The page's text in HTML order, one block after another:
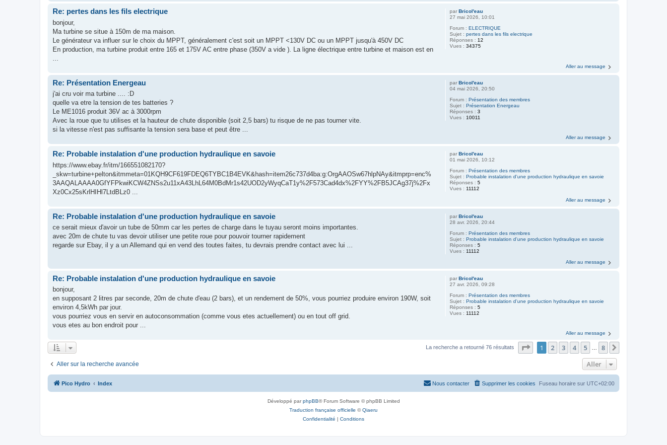
parBricol'eau
27 mai 2026, 10:01
Forum :ELECTRIQUE
Sujet :pertes dans les fils electrique
Réponses : 12
Vues :34375
Re: pertes dans les fils electrique
bonjour,
Ma turbine se situe à 150m de ma maison.
Le générateur va influer sur le choix du MPPT, généralement c'est soit un MPPT <130V DC ou un MPPT jusqu'à 450V DC
En production, ma turbine produit entre 165 et 175V AC entre phase (350V a vide ). La ligne électrique entre turbine et maison est en
Aller au message
parBricol'eau
04 mai 2026, 20:50
Forum :Présentation des membres
Sujet :Présentation Energeau
Réponses :3
Vues : 10011
Re: Présentation Energeau
j'ai cru voir ma turbine .... :D
quelle va etre la tension de tes batteries ?
Le ME1016 produit 36V ac à 3000rpm
Avec la roue que tu utilises et la hauteur de chute disponible (soit 2,5 bars) tu risque de ne pas tourner vite.
si la vitesse n'est pas suffisante la tension sera base et peut être ...
Aller au message
parBricol'eau
01 mai 2026, 10:12
Forum :Présentation des membres
Sujet :Probable instalation d'une production hydraulique en savoie
Réponses :5
Vues : 11112
Re: Probable instalation d'une production hydraulique en savoie
https://www.ebay.fr/itm/166551082170?
_skw=turbine+pelton&itmmeta=01KQH9CF619FDEQ6TYBC1B4EVK&hash=item26c737d4ba:g:OrgAAOSw67hlpNAy&itmprp=enc%
3AAQALAAAA0GfYFPkwiKCW4ZNSs2u11xA43LhL64M0BdMr1s42UOD2yWyqCaT1y%2F573Cad4dx%2FYY%2FB5JCAg37j%2Fx
Xz0Cx25sKrlHIHl7LtdBLz0 ...
Aller au message
parBricol'eau
28 avr. 2026, 20:44
Forum :Présentation des membres
Sujet :Probable instalation d'une production hydraulique en savoie
Réponses :5
Vues : 11112
Re: Probable instalation d'une production hydraulique en savoie
ce serait mieux d'avoir un tube de 50mm car les pertes de charge dans le tuyau seront moins importantes.
avec 20m de chute tu vas devoir utiliser une petite roue pour pouvoir tourner rapidement
regarde sur Ebay, il y a un Allemand qui en vend des toutes faites, tu devrais prendre contact avec lui ...
Aller au message
parBricol'eau
27 avr. 2026, 09:28
Forum :Présentation des membres
Sujet :Probable instalation d'une production hydraulique en savoie
Réponses :5
Vues : 11112
Re: Probable instalation d'une production hydraulique en savoie
bonjour,
en supposant 2 litres par seconde, 20m de chute d'eau (2 bars), et un rendement de 50%, vous pourriez produire environ 190W, soit
environ 4,5kWh par jour.
vous pourriez vous en servir en autoconsommation (comme vous etes actuellement) ou en tout off grid.
vous etes au bon endroit pour ...
Aller au message
La recherche a retourné 76 résultats Page sur8
1 2 3 4 5 8
Aller sur la recherche avancée Aller
Pico Hydro Index Fuseau horaire sur UTC+02:00
Supprimer les cookies
Nous contacter
Développé parphpBB® Forum Software © phpBB Limited
Traduction française officielle ©Qiaeru
Confidentialité | Conditions